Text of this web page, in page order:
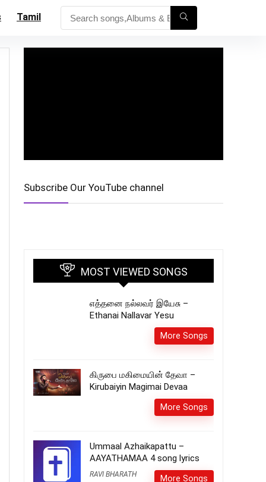
Tamil
Subscribe Our YouTube channel
MOST VIEWED SONGS
எத்தனை நல்லவர் இயேசு –
Ethanai Nallavar Yesu
More Songs
கிருபை மகிமையின் தேவா –
Kirubaiyin Magimai Devaa
More Songs
Ummaal Azhaikapattu –
AAYATHAMAA 4 song lyrics
RAVI BHARATH More Songs